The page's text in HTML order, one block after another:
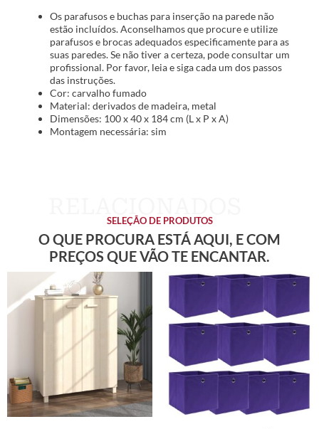
Os parafusos e buchas para inserção na parede não
estão incluídos. Aconselhamos que procure e utilize
parafusos e brocas adequados especificamente para as
suas paredes. Se não tiver a certeza, pode consultar um
profissional. Por favor, leia e siga cada um dos passos
das instruções.
Cor: carvalho fumado
Material: derivados de madeira, metal
Dimensões: 100 x 40 x 184 cm (L x P x A)
Montagem necessária: sim
SELEÇÃO DE PRODUTOS
O QUE PROCURA ESTÁ AQUI, E COM
PREÇOS QUE VÃO TE ENCANTAR.